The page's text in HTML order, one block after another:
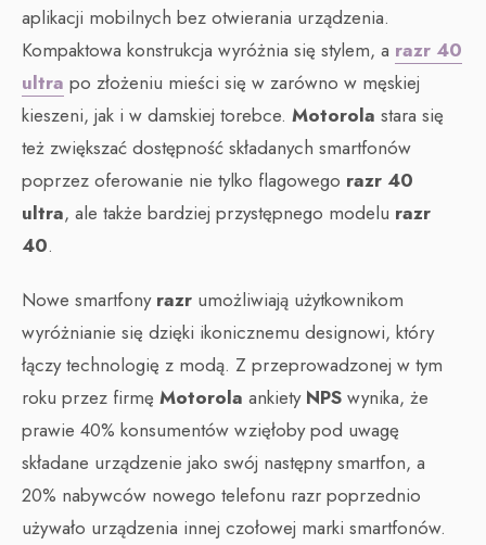
aplikacji mobilnych bez otwierania urządzenia.
Kompaktowa konstrukcja wyróżnia się stylem, a razr 40
ultra po złożeniu mieści się w zarówno w męskiej
kieszeni, jak i w damskiej torebce. Motorola stara się
też zwiększać dostępność składanych smartfonów
poprzez oferowanie nie tylko flagowego razr 40
ultra, ale także bardziej przystępnego modelu razr
40.
Nowe smartfonyrazr umożliwiają użytkownikom
wyróżnianie się dzięki ikonicznemu designowi, który
łączy technologię z modą. Z przeprowadzonej w tym
roku przez firmę Motorola ankiety NPS wynika, że
prawie 40% konsumentów wzięłoby pod uwagę
składane urządzenie jako swój następny smartfon, a
20% nabywców nowego telefonu razr poprzednio
używało urządzenia innej czołowej marki smartfonów.